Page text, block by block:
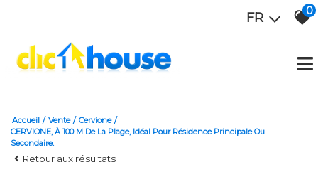
FR 0
Accueil Vente
Cervione
CERVIONE, À 100 M De La Plage, Idéal Pour Résidence Principale Ou
Secondaire.
Retour aux résultats